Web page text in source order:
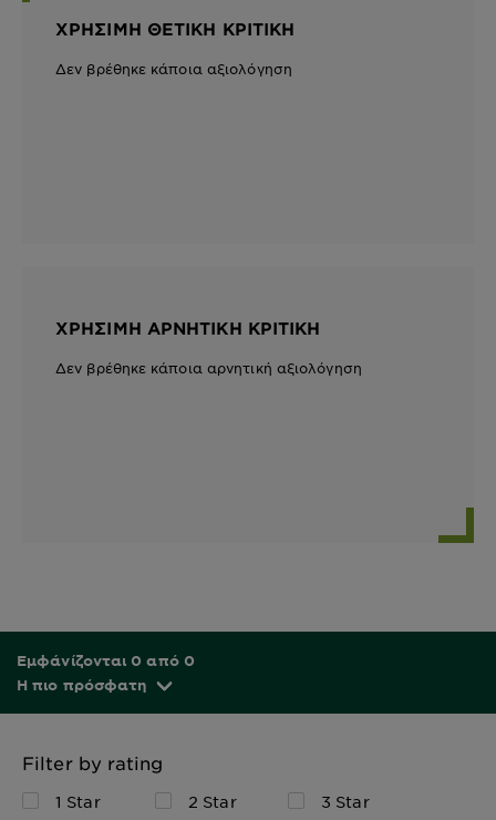
ΧΡΉΣΙΜΗ ΘΕΤΙΚΉ ΚΡΙΤΙΚΉ
Δεν βρέθηκε κάποια αξιολόγηση
ΧΡΉΣΙΜΗ ΑΡΝΗΤΙΚΉ ΚΡΙΤΙΚΉ
Δεν βρέθηκε κάποια αρνητική αξιολόγηση
Εμφάνίζονται 0 από 0
Η πιο πρόσφατη
Filter by rating
1 Star 2 Star
3 Star